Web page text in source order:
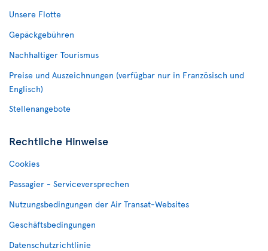
Unsere Flotte
Gepäckgebühren
Nachhaltiger Tourismus
Preise und Auszeichnungen (verfügbar nur in Französisch und
Englisch)
Stellenangebote
Rechtliche Hinweise
Cookies
Passagier - Serviceversprechen
Nutzungsbedingungen der Air Transat-Websites
Geschäftsbedingungen
Datenschutzrichtlinie